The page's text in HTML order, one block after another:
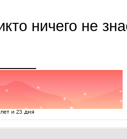
ничего не